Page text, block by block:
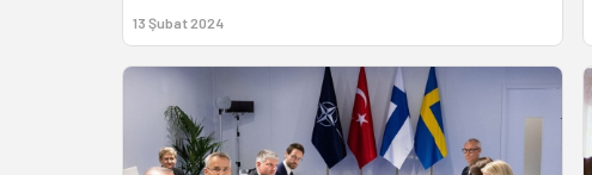
13 Şubat 2024